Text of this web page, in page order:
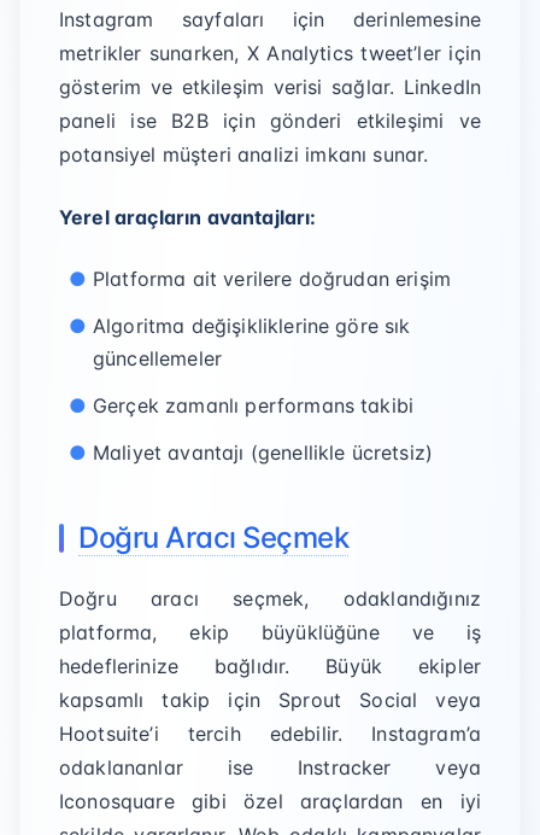
Instagram sayfaları için derinlemesine
metrikler sunarken, X Analytics tweet’ler için
gösterim ve etkileşim verisi sağlar. LinkedIn
paneli ise B2B için gönderi etkileşimi ve
potansiyel müşteri analizi imkanı sunar.
Yerel araçların avantajları:
Platforma ait verilere doğrudan erişim
Algoritma değişikliklerine göre sık
güncellemeler
Gerçek zamanlı performans takibi
Maliyet avantajı (genellikle ücretsiz)
Doğru Aracı Seçmek
Doğru aracı seçmek, odaklandığınız
platforma, ekip büyüklüğüne ve iş
hedeflerinize bağlıdır. Büyük ekipler
kapsamlı takip için Sprout Social veya
Hootsuite’i tercih edebilir. Instagram’a
odaklananlar ise Instracker veya
Iconosquare gibi özel araçlardan en iyi